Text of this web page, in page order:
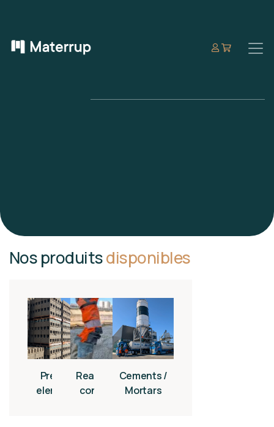
Nos produitsdisponibles
Precast
elements
Ready-mix
concrete
Cements /
Mortars